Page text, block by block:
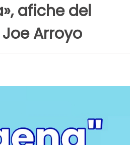
afiche del
Arroyo